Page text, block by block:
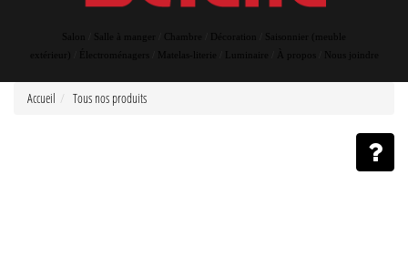
Salon Salle à manger Décoration
Saisonnier (meuble
extérieur)
Matelas-literie Luminaire Nous joindre
Accueil Tous nos produits